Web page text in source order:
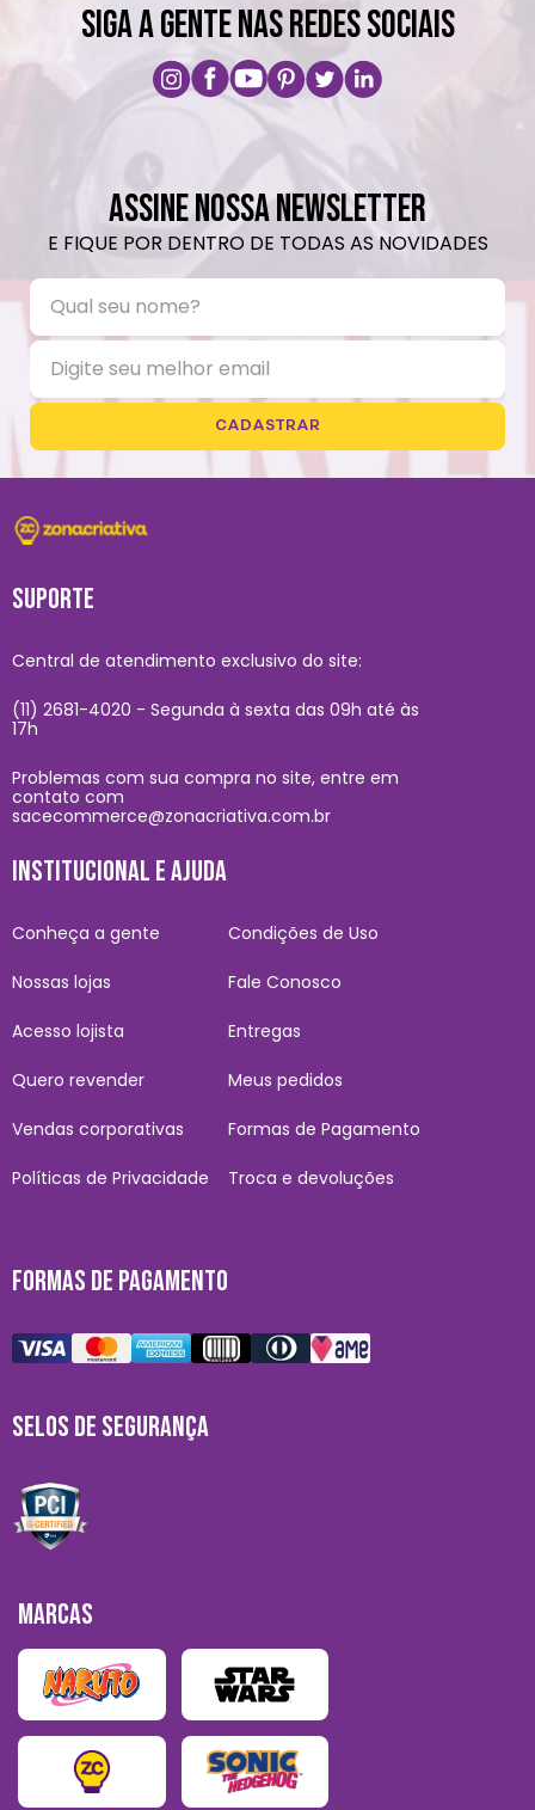
SIGA A GENTE NAS REDES SOCIAIS
ASSINE NOSSA NEWSLETTER
E FIQUE POR DENTRO DE TODAS AS NOVIDADES
CADASTRAR
SUPORTE
Central de atendimento exclusivo do site:
(11) 2681-4020 - Segunda à sexta das 09h até às
17h
Problemas com sua compra no site, entre em
contato com
sacecommerce@zonacriativa.com.br
INSTITUCIONAL E AJUDA
Conheça a gente
Nossas lojas
Acesso lojista
Quero revender
Vendas corporativas
Políticas de Privacidade
Condições de Uso
Fale Conosco
Entregas
Meus pedidos
Formas de Pagamento
Troca e devoluções
FORMAS DE PAGAMENTO
SELOS DE SEGURANÇA
MARCAS